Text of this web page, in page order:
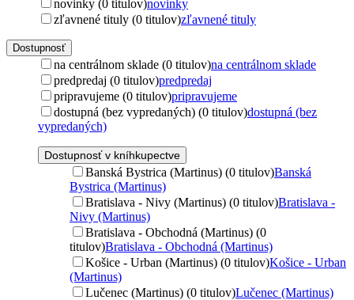
novinky (0 titulov)novinky
zľavnené tituly (0 titulov)zľavnené tituly
Dostupnosť
na centrálnom sklade (0 titulov)na centrálnom sklade
predpredaj (0 titulov)predpredaj
pripravujeme (0 titulov)pripravujeme
dostupná (bez vypredaných) (0 titulov)dostupná (bez
vypredaných)
Dostupnosť v kníhkupectve
Banská Bystrica (Martinus) (0 titulov)Banská
Bystrica (Martinus)
Bratislava - Nivy (Martinus) (0 titulov)Bratislava -
Nivy (Martinus)
Bratislava - Obchodná (Martinus) (0
titulov)Bratislava - Obchodná (Martinus)
Košice - Urban (Martinus) (0 titulov)Košice - Urban
(Martinus)
Lučenec (Martinus) (0 titulov)Lučenec (Martinus)